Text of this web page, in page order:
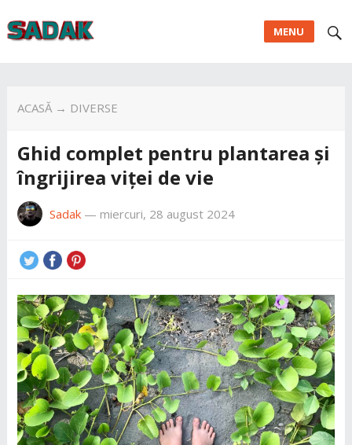
MENU
ACASĂ→ DIVERSE
Ghid complet pentru plantarea și
îngrijirea viței de vie
Sadak— miercuri, 28 august 2024